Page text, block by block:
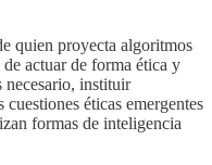
quien proyecta algoritmos
actuar de forma ética y
necesario, instituir
éticas emergentes
formas de inteligencia